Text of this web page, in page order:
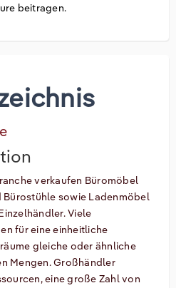
beitragen.
verkaufen Büromöbel
Bürostühle sowie Ladenmöbel
Viele
für eine einheitliche
gleiche oder ähnliche
Mengen. Großhändler
eine große Zahl von